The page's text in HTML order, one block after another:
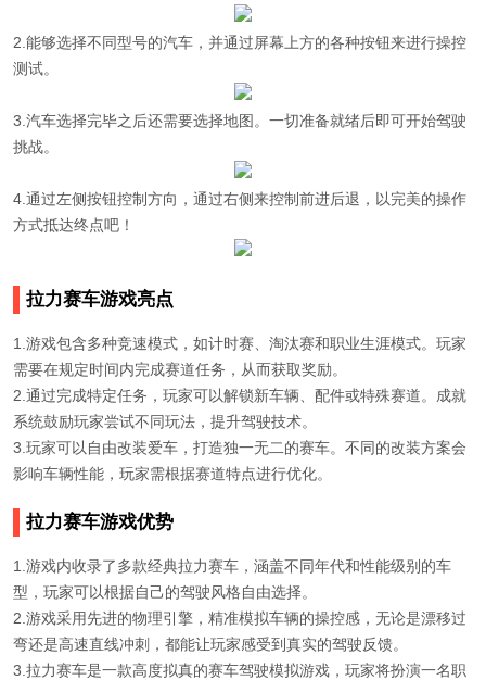
2.能够选择不同型号的汽车，并通过屏幕上方的各种按钮来进行操控
测试。
3.汽车选择完毕之后还需要选择地图。一切准备就绪后即可开始驾驶
挑战。
4.通过左侧按钮控制方向，通过右侧来控制前进后退，以完美的操作
方式抵达终点吧！
拉力赛车游戏亮点
1.游戏包含多种竞速模式，如计时赛、淘汰赛和职业生涯模式。玩家
需要在规定时间内完成赛道任务，从而获取奖励。
2.通过完成特定任务，玩家可以解锁新车辆、配件或特殊赛道。成就
系统鼓励玩家尝试不同玩法，提升驾驶技术。
3.玩家可以自由改装爱车，打造独一无二的赛车。不同的改装方案会
影响车辆性能，玩家需根据赛道特点进行优化。
拉力赛车游戏优势
1.游戏内收录了多款经典拉力赛车，涵盖不同年代和性能级别的车
型，玩家可以根据自己的驾驶风格自由选择。
2.游戏采用先进的物理引擎，精准模拟车辆的操控感，无论是漂移过
弯还是高速直线冲刺，都能让玩家感受到真实的驾驶反馈。
3.拉力赛车是一款高度拟真的赛车驾驶模拟游戏，玩家将扮演一名职